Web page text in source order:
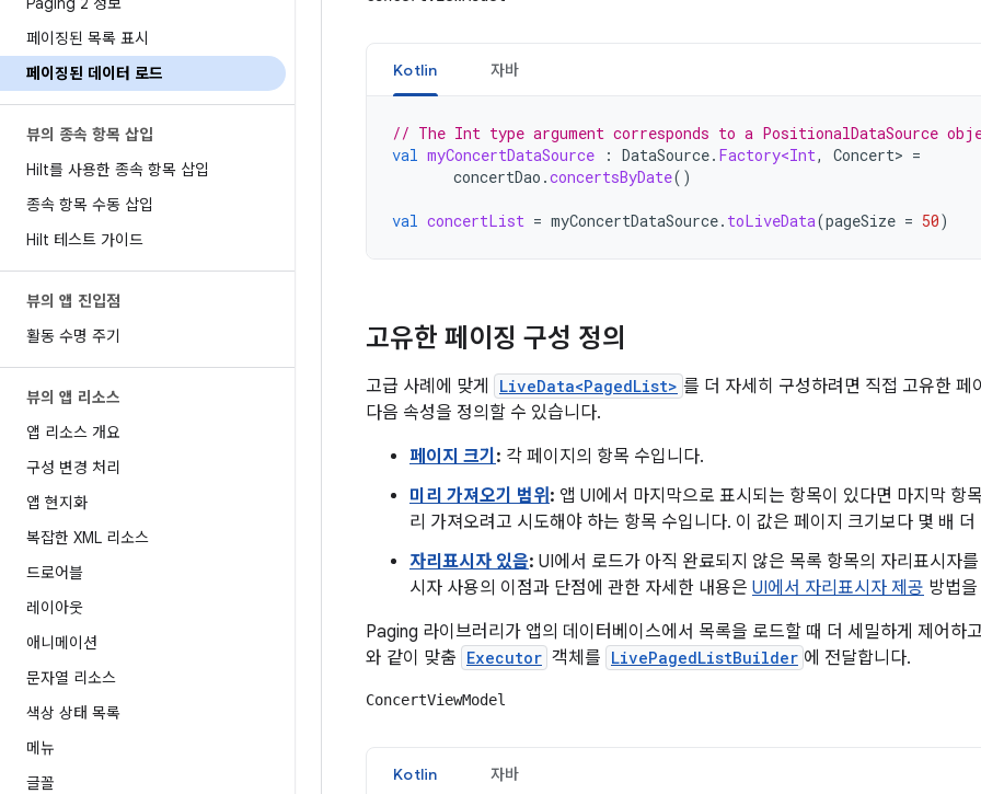
페이징된 목록 표시
페이징된 데이터 로드
뷰의 종속 항목 삽입
Hilt를 사용한 종속 항목 삽입
종속 항목 수동 삽입
Hilt 테스트 가이드
뷰의 앱 진입점
활동 수명 주기
뷰의 앱 리소스
앱 리소스 개요
구성 변경 처리
앱 현지화
복잡한 XML 리소스
드로어블
레이아웃
애니메이션
문자열 리소스
색상 상태 목록
메뉴
글꼴
Kotlin 자바
// The Int type argument corresponds to a PositionalDataSource
val myConcertDataSource : DataSource. Factory<Int, Concert> =
concertDao .concertsByDate()
val concertList = myConcertDataSource. toLiveData(pageSize = 50)
고유한 페이징 구성 정의
고급 사례에 맞게 LiveData<PagedList> 를 더 자세히 구성하려면 직접 고유한
다음 속성을 정의할 수 있습니다.
페이지 크기 : 각 페이지의 항목 수입니다.
미리 가져오기 범위 : 앱 UI에서 마지막으로 표시되는 항목이 있다면 마지막 항
리 가져오려고 시도해야 하는 항목 수입니다. 이 값은 페이지 크기보다 몇 배
자리표시자 있음: UI에서 로드가 아직 완료되지 않은 목록 항목의 자리표시자
시자 사용의 이점과 단점에 관한 자세한 내용은 UI에서 자리표시자 제공 방법
Paging 라이브러리가 앱의 데이터베이스에서 목록을 로드할 때 더 세밀하게 제어하
와 같이 맞춤 Executor 객체를 LivePagedListBuilder 에 전달합니다.
ConcertViewModel
Kotlin 자바